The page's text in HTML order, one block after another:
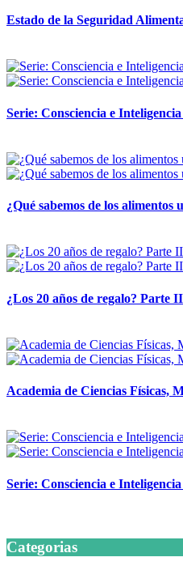
Estado de la Seguridad
Serie: Consciencia e
¿Qué sabemos de los alimentos
¿Los 20 años de regalo? Parte II
Academia de Ciencias Físicas,
Serie: Consciencia e
Categorias